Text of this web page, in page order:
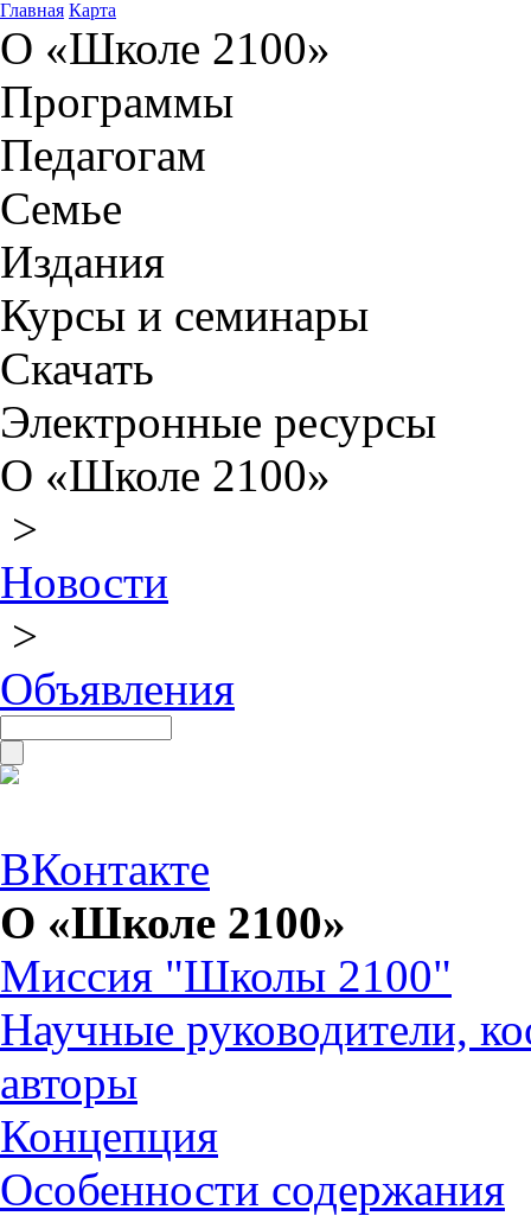
Главная Карта
О «Школе 2100»
Программы
Педагогам
Семье
Издания
Курсы и семинары
Скачать
Электронные ресурсы
О «Школе 2100»
>
Новости
>
Объявления
ВКонтакте
О «Школе 2100»
Миссия "Школы 2100"
Научные руководители,
авторы
Концепция
Особенности содержания